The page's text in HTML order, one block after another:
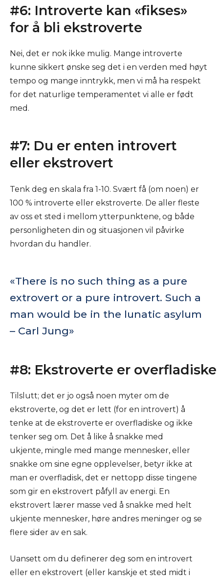
#6: Introverte kan «fikses»
for å bli ekstroverte
Nei, det er nok ikke mulig. Mange introverte
kunne sikkert ønske seg det i en verden med høyt
tempo og mange inntrykk, men vi må ha respekt
for det naturlige temperamentet vi alle er født
med.
#7: Du er enten introvert
eller ekstrovert
Tenk deg en skala fra 1-10. Svært få (om noen) er
100 % introverte eller ekstroverte. De aller fleste
av oss et sted i mellom ytterpunktene, og både
personligheten din og situasjonen vil påvirke
hvordan du handler.
There is no such thing as a pure
extrovert or a pure introvert. Such a
man would be in the lunatic asylum
– Carl Jung
#8: Ekstroverte er overfladiske
Tilslutt; det er jo også noen myter om de
ekstroverte, og det er lett (for en introvert) å
tenke at de ekstroverte er overfladiske og ikke
tenker seg om. Det å like å snakke med
ukjente, mingle med mange mennesker, eller
snakke om sine egne opplevelser, betyr ikke at
man er overfladisk, det er nettopp disse tingene
som gir en ekstrovert påfyll
av energi. En
ekstrovert lærer masse ved å snakke med helt
ukjente mennesker, høre andres meninger og se
flere sider av en sak.
Uansett om du definerer deg som en introvert
eller en ekstrovert (eller kanskje et sted midt i